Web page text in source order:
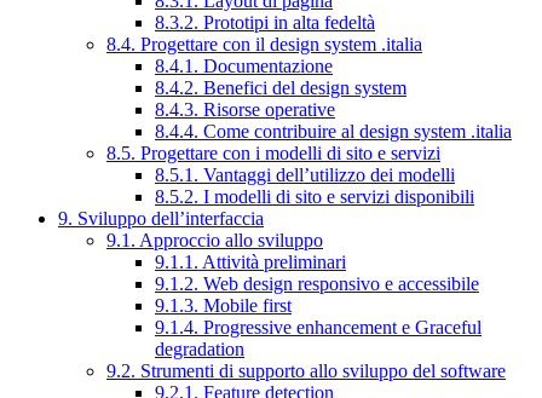
8.3.2. Prototipi in alta fedeltà
8.4. Progettare con il design system .italia
8.4.1. Documentazione
8.4.2. Benefici del design system
8.4.3. Risorse operative
8.4.4. Come contribuire al design system .italia
8.5. Progettare con i modelli di sito e servizi
8.5.1. Vantaggi dell’utilizzo dei modelli
8.5.2. I modelli di sito e servizi disponibili
9. Sviluppo dell’interfaccia
9.1. Approccio allo sviluppo
9.1.1. Attività preliminari
9.1.2. Web design responsivo e accessibile
9.1.3. Mobile first
9.1.4. Progressive enhancement e Graceful
degradation
9.2. Strumenti di supporto allo sviluppo del software
9.2.1. Feature detection